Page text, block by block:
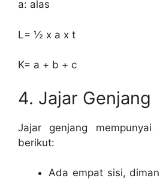
a: alas
L= ½ x a x t
K= a + b + c
4. Jajar Genjang
Jajar genjang
berikut:
Ada empat sisi,